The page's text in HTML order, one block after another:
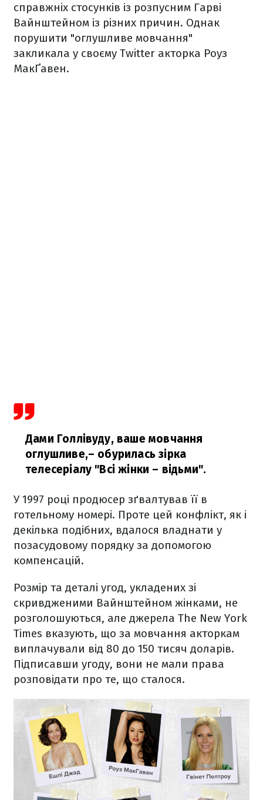
справжніх стосунків із розпусним Гарві
Вайнштейном із різних причин. Однак
порушити "оглушливе мовчання"
закликала у своєму Twitter акторка Роуз
МакҐавен.
Дами Голлівуду, ваше мовчання
оглушливе,– обурилась зірка
телесеріалу "Всі жінки – відьми".
У 1997 році продюсер зґвалтував її в
готельному номері. Проте цей конфлікт, як і
декілька подібних, вдалося владнати у
позасудовому порядку за допомогою
компенсацій.
Розмір та деталі угод, укладених зі
скривдженими Вайнштейном жінками, не
розголошуються, але джерела The New York
Times вказують, що за мовчання акторкам
виплачували від 80 до 150 тисяч доларів.
Підписавши угоду, вони не мали права
розповідати про те, що сталося.